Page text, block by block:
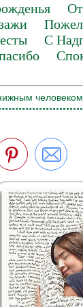
С
человеком